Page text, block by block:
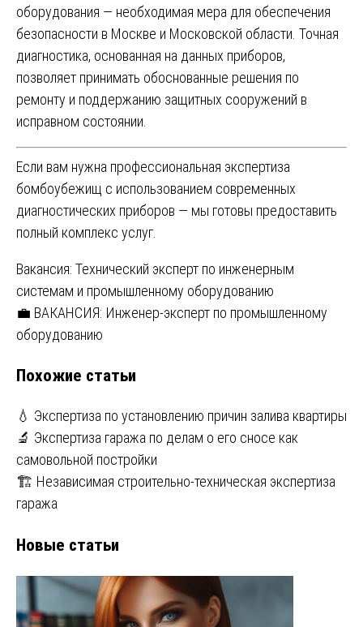
оборудования — необходимая мера для обеспечения
безопасности в Москве и Московской области. Точная
диагностика, основанная на данных приборов,
позволяет принимать обоснованные решения по
ремонту и поддержанию защитных сооружений в
исправном состоянии.
Если вам нужна профессиональная экспертиза
бомбоубежищ с использованием современных
диагностических приборов — мы готовы предоставить
полный комплекс услуг.
Навигация
по
записям
Вакансия: Технический эксперт по инженерным
системам и промышленному оборудованию
💼 ВАКАНСИЯ: Инженер-эксперт по промышленному
оборудованию
Похожие статьи
💧 Экспертиза по установлению причин залива квартиры
🔬 Экспертиза гаража по делам о его сносе как
самовольной постройки
🏗️ Независимая строительно-техническая экспертиза
гаража
Новые статьи